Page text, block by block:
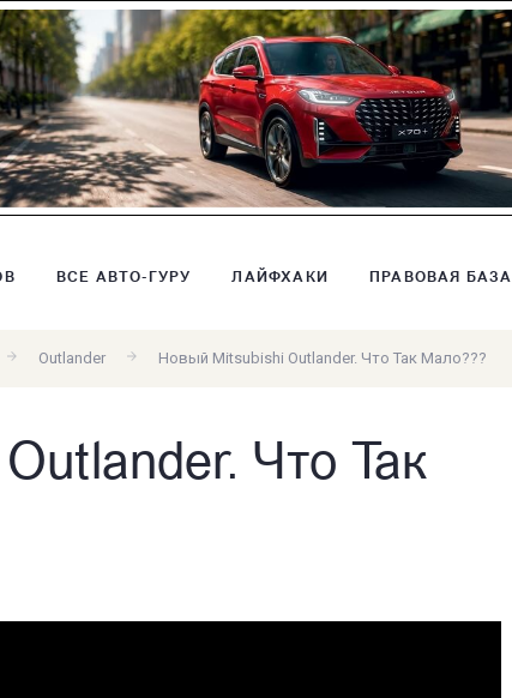
ВСЕ АВТО-ГУРУ ЛАЙФХАКИ ПРАВОВАЯ БАЗА
Outlander Новый Mitsubishi Outlander. Что Так Мало???
Что Так